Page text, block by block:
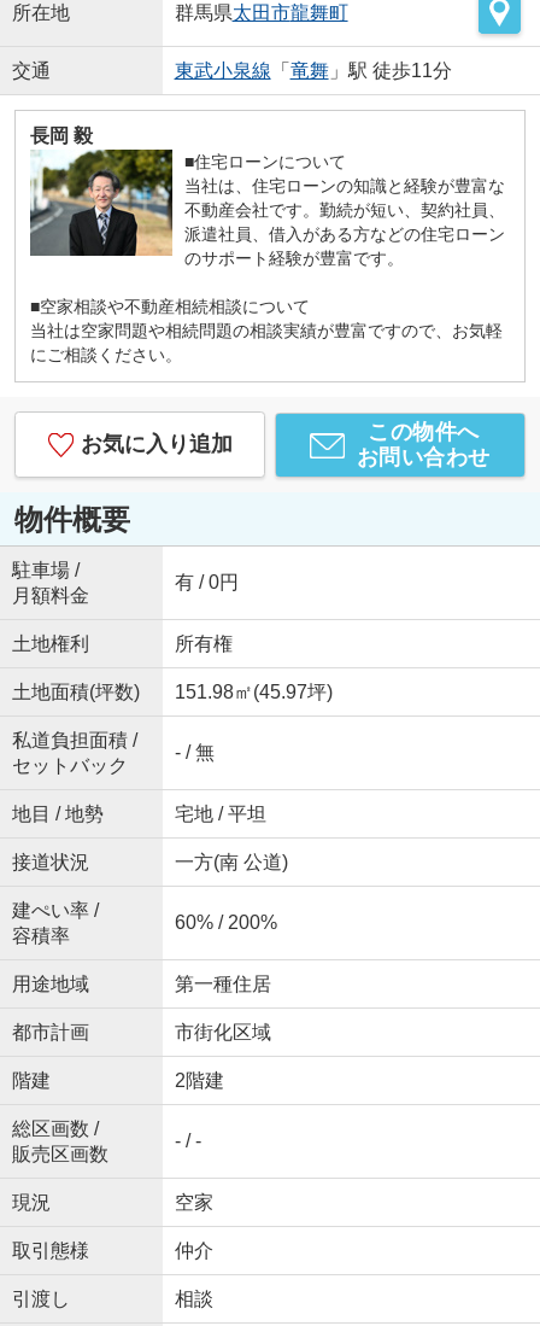
所在地 群馬県太田市龍舞町
交通 東武小泉線 「 竜舞」駅 徒歩11分
長岡 毅
■住宅ローンについて
当社は、住宅ローンの知識と経験が豊富な
不動産会社です。勤続が短い、契約社員、
派遣社員、借入がある方などの住宅ローン
のサポート経験が豊富です。
■空家相談や不動産相続相談について
当社は空家問題や相続問題の相談実績が豊富ですので、お気軽
にご相談ください。
お気に入り追加
この物件へ
お問い合わせ
物件概要
駐車場 /
月額料金
有 / 0円
土地権利 所有権
土地面積(坪数) 151.98㎡(45.97坪)
私道負担面積 /
セットバック
- / 無
地目 / 地勢 宅地 / 平坦
接道状況 一方(南 公道)
建ぺい率 /
容積率
60% / 200%
用途地域 第一種住居
都市計画 市街化区域
階建 2階建
総区画数 /
販売区画数
- / -
現況 空家
取引態様 仲介
引渡し 相談